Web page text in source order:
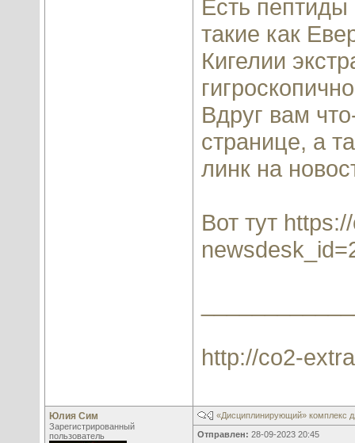
Есть пептиды
такие как
Кигелии
Вдруг вам
странице, а
линк на
Вот тут
http://co2-
Юлия Сим
Зарегистрированный
пользователь
«Дисциплинирующий» комплекс
Отправлен: 28-09-2023 20:45